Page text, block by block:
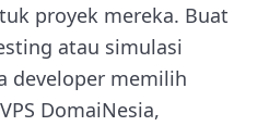
proyek mereka. Buat
atau simulasi
developer memilih
DomaiNesia,